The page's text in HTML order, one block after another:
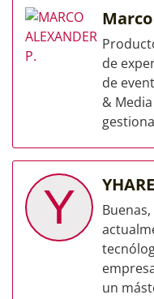
de
de
&
Y
un